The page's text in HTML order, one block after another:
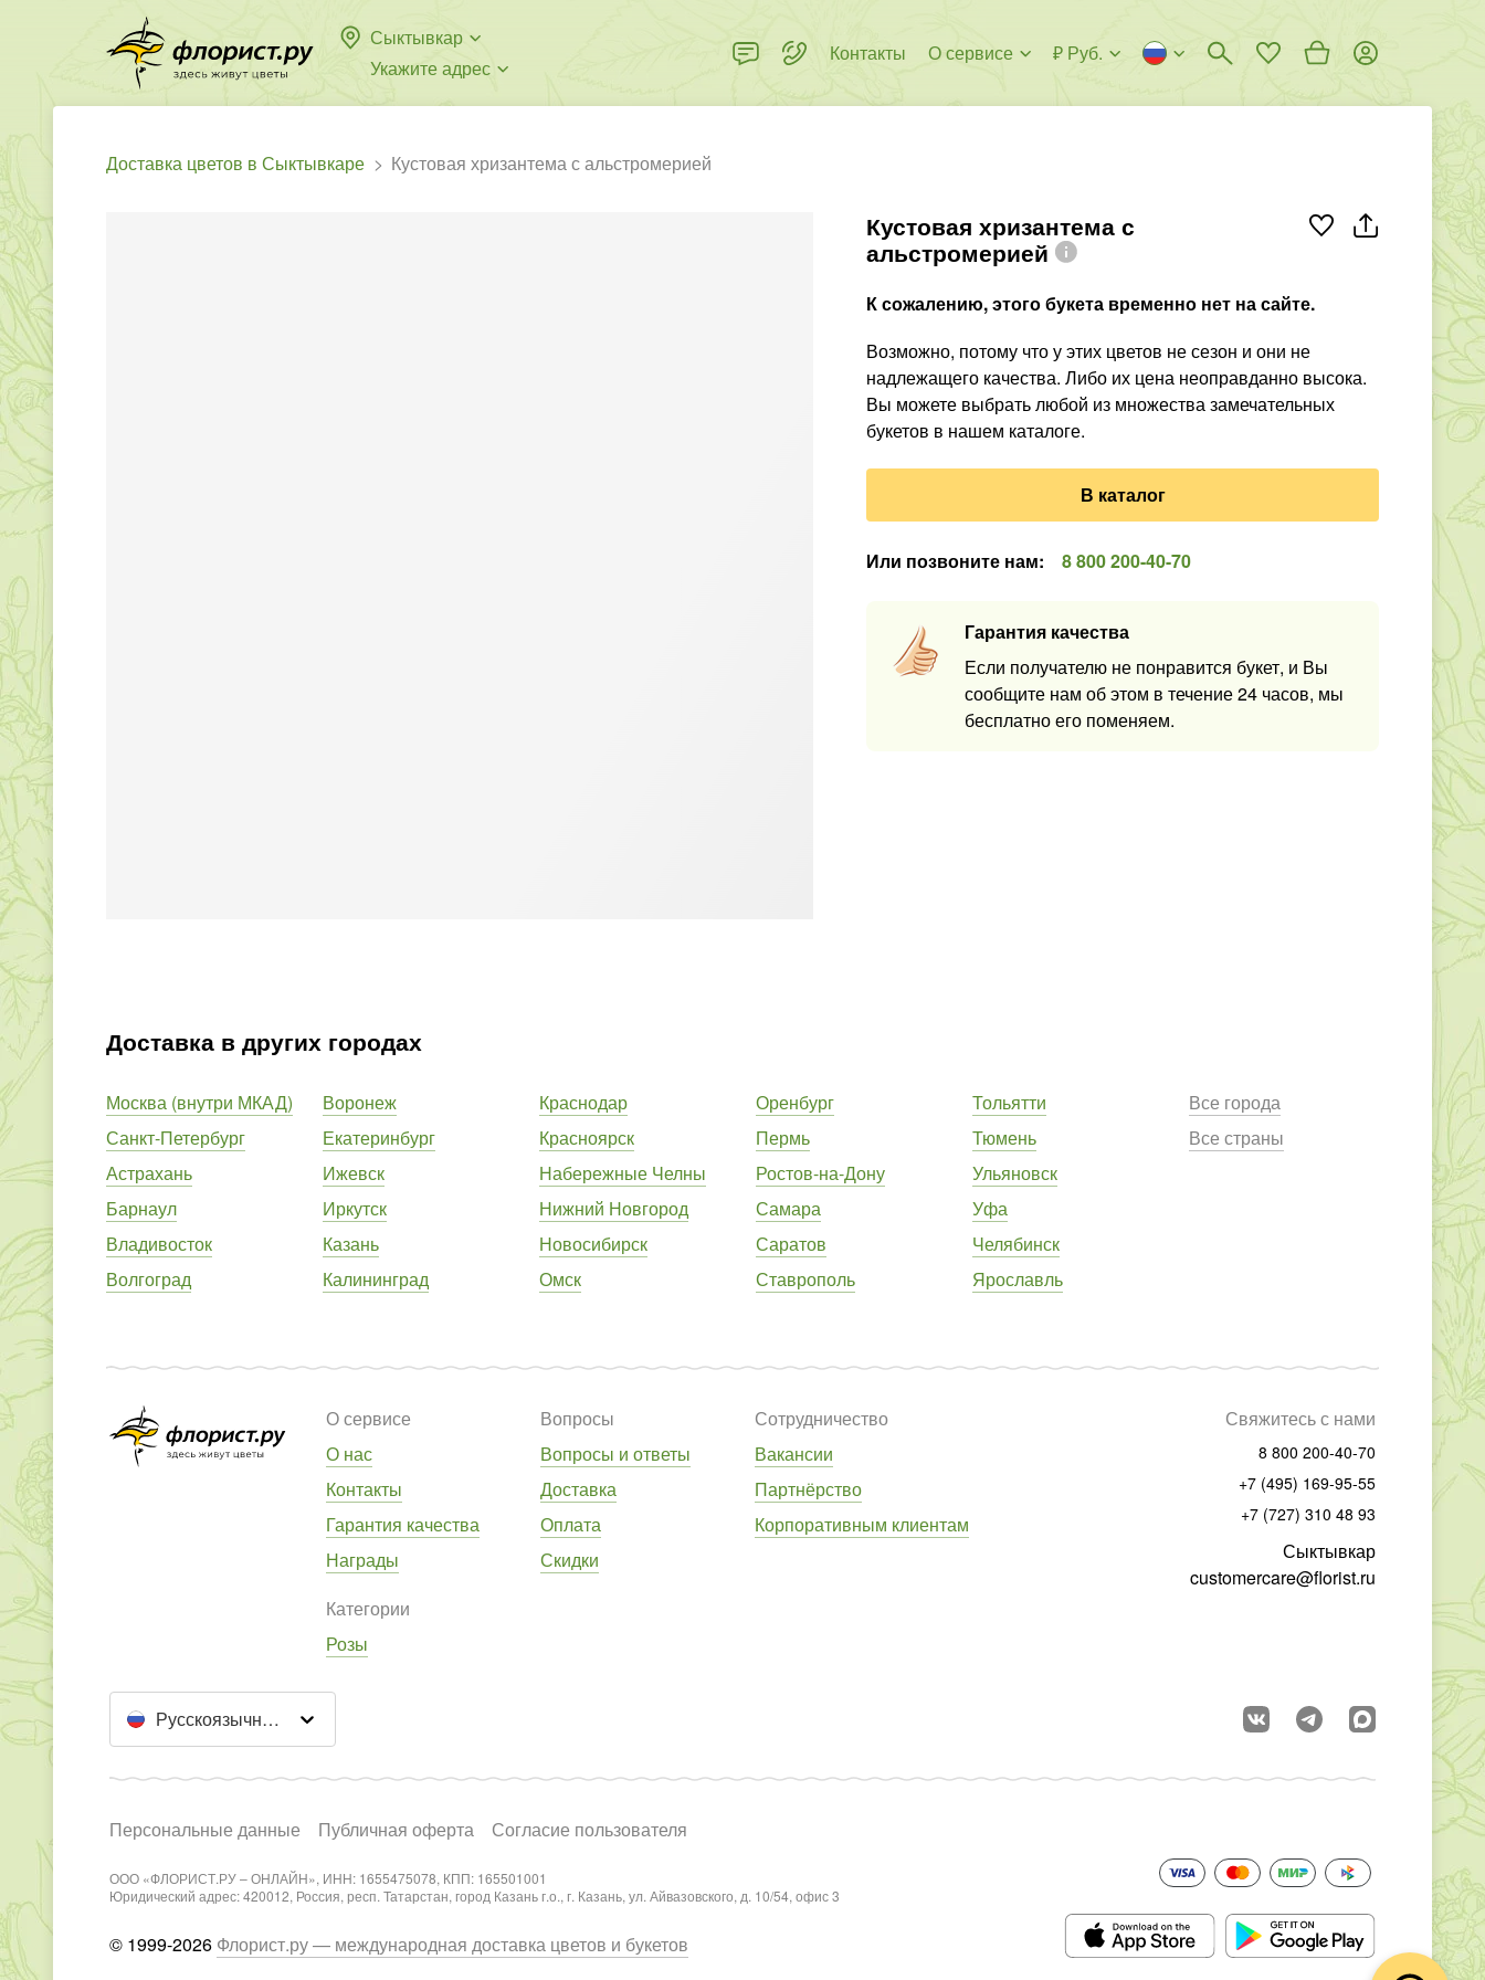
Сыктывкар
Укажите адрес
Контакты О сервисе ₽ Руб.
Доставка цветов в Сыктывкаре Кустовая хризантема с альстромерией
Кустовая хризантема с
альстромерией
К сожалению, этого букета временно нет на сайте.
Возможно, потому что у этих цветов не сезон и они не
надлежащего качества. Либо их цена неоправданно высока.
Вы можете выбрать любой из множества замечательных
букетов в нашем каталоге.
В каталог
Или позвоните нам: 8 800 200-40-70
Гарантия качества
Если получателю не понравится букет, и Вы
сообщите нам об этом в течение 24 часов, мы
бесплатно его поменяем.
Доставка в других городах
Москва (внутри МКАД)
Санкт-Петербург
Астрахань
Барнаул
Владивосток
Волгоград
Воронеж
Екатеринбург
Ижевск
Иркутск
Казань
Калининград
Краснодар
Красноярск
Набережные Челны
Нижний Новгород
Новосибирск
Омск
Оренбург
Пермь
Ростов-на-Дону
Самара
Саратов
Ставрополь
Тольятти
Тюмень
Ульяновск
Уфа
Челябинск
Ярославль
Все города
Все страны
О сервисе
О нас
Контакты
Гарантия качества
Награды
Вопросы
Вопросы и ответы
Доставка
Оплата
Скидки
Сотрудничество
Вакансии
Партнёрство
Корпоративным клиентам
Категории
Розы
Свяжитесь с нами
8 800 200-40-70
+7 (495) 169-95-55
+7 (727) 310 48 93
Сыктывкар
customercare@florist.ru
Русскоязычный сайт
Персональные данные Публичная оферта Согласие пользователя
ООО «ФЛОРИСТ.РУ – ОНЛАЙН», ИНН: 1655475078, КПП: 165501001
Юридический адрес: 420012, Россия, респ. Татарстан, город Казань г.о., г. Казань, ул. Айвазовского, д. 10/54, офис 3
© 1999-2026 Флорист.ру — международная доставка цветов и букетов